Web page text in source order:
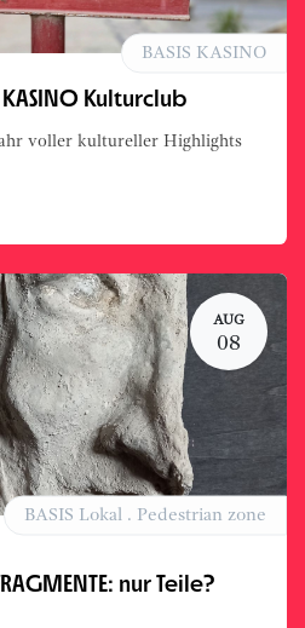
Kulturclub
voller kultureller Highlights
BASIS KASINO
AUG
08
nur Teile?
BASIS Lokal . Pedestrian zone